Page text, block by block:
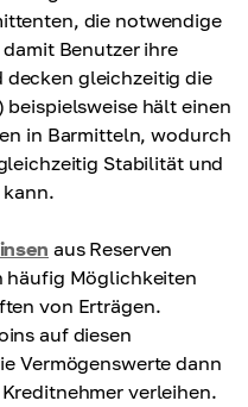
die notwendige
Benutzer ihre
decken gleichzeitig die
beispielsweise hält einen
in Barmitteln, wodurch
Stabilität und
aus Reserven
häufig Möglichkeiten
von Erträgen.
auf diesen
Vermögenswerte dann
verleihen.